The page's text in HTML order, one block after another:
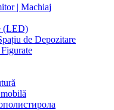
| Machiaj
(LED)
de Depozitare